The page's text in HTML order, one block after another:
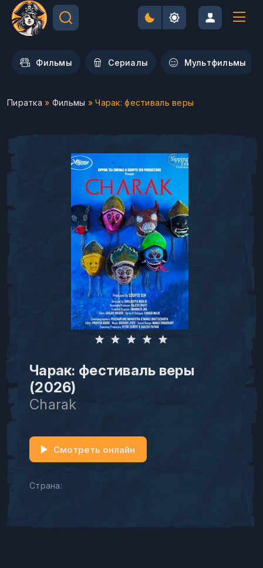
Фильмы Сериалы Мультфильмы
Пиратка » Фильмы » Чарак: фестиваль веры
Чарак: фестиваль веры
(2026)
Charak
Страна:
Смотреть онлайн